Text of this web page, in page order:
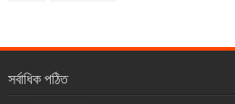
সর্বাধিক পঠিত